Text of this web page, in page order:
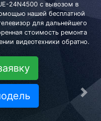
24N4500 с вывозом в
нашей бесплатной
для дальнейшего
стоимость ремонта
видеотехники обратно.